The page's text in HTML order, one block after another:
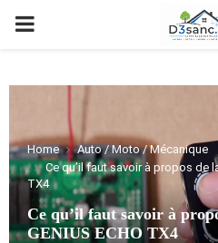
PRIMARY
Home
Auto / Moto / Mécanique
Ce qu’il faut savoir à propos de
TX4
Ce qu’il faut savoir à
GENIUS ECHO TX4